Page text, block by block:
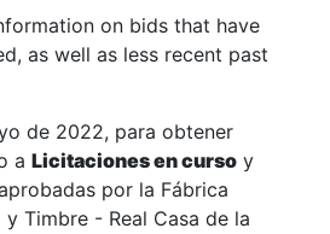
on bids that have
as well as less recent past
de 2022, para obtener
a Licitaciones en curso y
por la Fábrica
Timbre - Real Casa de la